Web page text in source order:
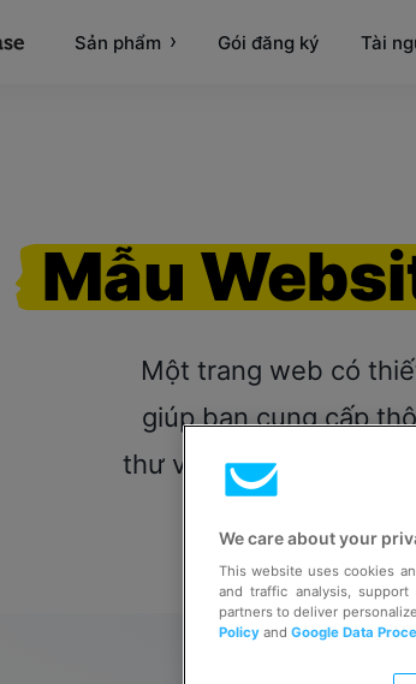
Sản phẩm Gói đăng ký Tài
Mẫu
Một trang web có
giúp bạn cung cấp
thư viện mẫu template
We care about your
This website uses cookies
and traffic analysis,
partners to deliver
Policy and Google Data